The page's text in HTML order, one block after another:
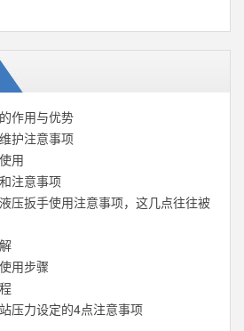
作用与优势
护注意事项
用
注意事项
压扳手使用注意事项，这几点往往被
用步骤
压力设定的4点注意事项